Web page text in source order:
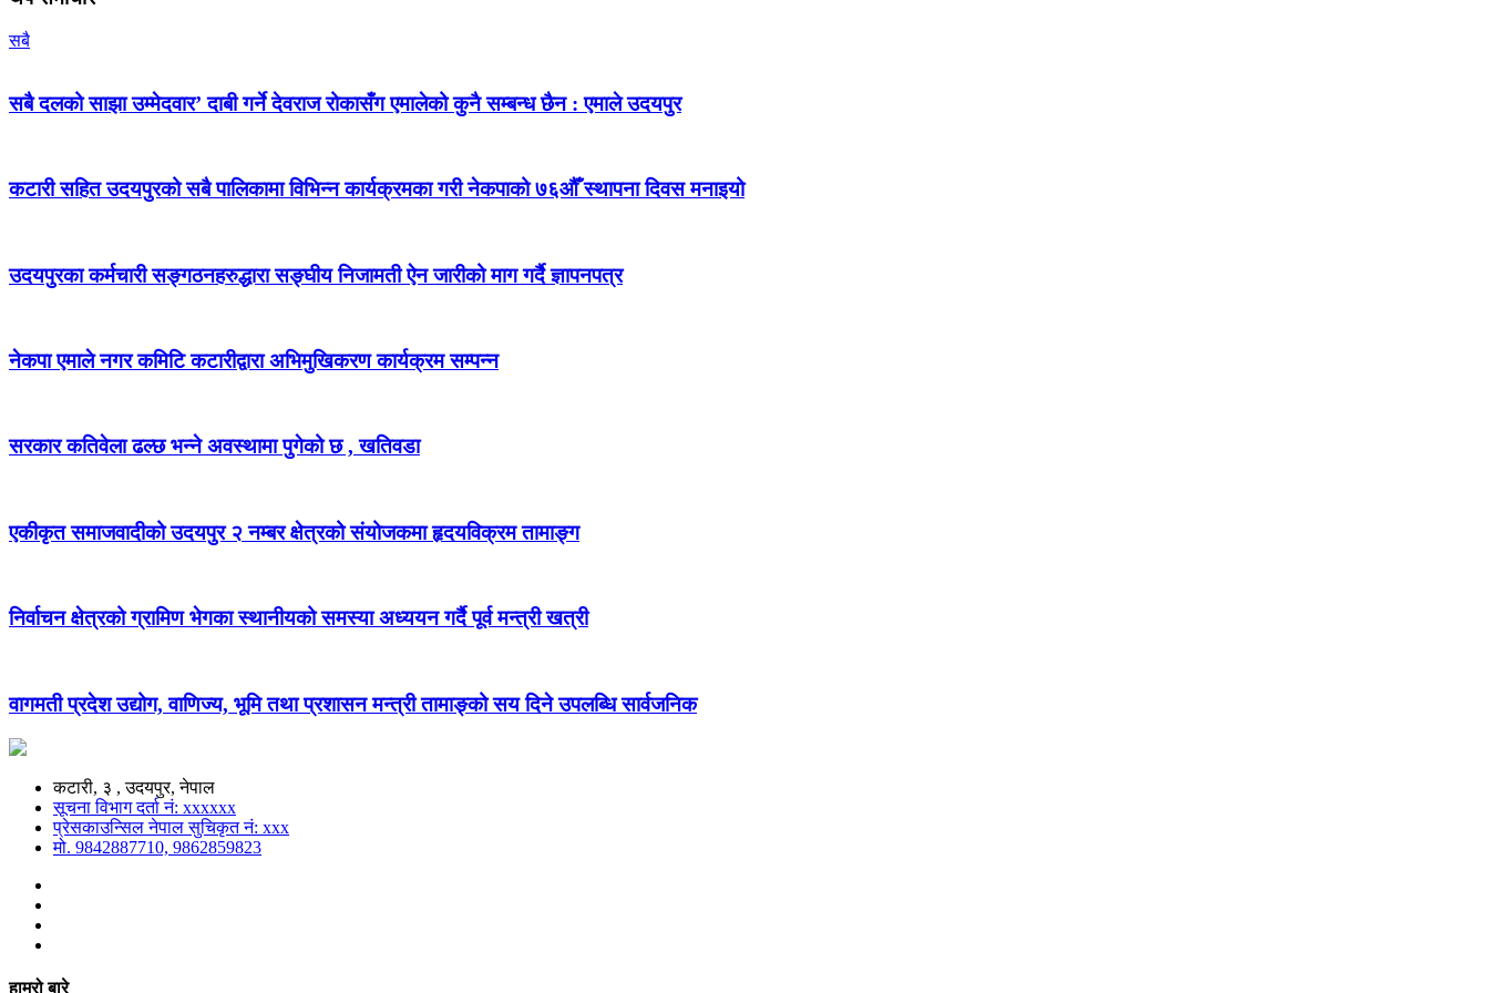
सबै
सबै दलको साझा उम्मेदवार’ दाबी गर्ने देवराज रोकासँग एमालेको कुनै सम्बन्ध छैन : एमाले उदयपुर
कटारी सहित उदयपुरको सबै पालिकामा विभिन्न कार्यक्रमका गरी नेकपाको ७६औँ स्थापना दिवस मनाइयो
उदयपुरका कर्मचारी सङ्गठनहरुद्धारा सङ्घीय निजामती ऐन जारीको माग गर्दै ज्ञापनपत्र
नेकपा एमाले नगर कमिटि कटारीद्वारा अभिमुखिकरण कार्यक्रम सम्पन्न
सरकार कतिवेला ढल्छ भन्ने अवस्थामा पुगेको छ , खतिवडा
एकीकृत समाजवादीको उदयपुर २ नम्बर क्षेत्रको संयोजकमा हृदयविक्रम तामाङ्ग
निर्वाचन क्षेत्रको ग्रामिण भेगका स्थानीयको समस्या अध्ययन गर्दै पूर्व मन्त्री खत्री
वागमती प्रदेश उद्योग, वाणिज्य, भूमि तथा प्रशासन मन्त्री तामाङ्को सय दिने उपलब्धि सार्वजनिक
कटारी, ३ , उदयपुर, नेपाल
सूचना विभाग दर्ता नं: xxxxxx
प्रेसकाउन्सिल नेपाल सुचिकृत नं: xxx
मो. 9842887710, 9862859823
हाम्रो बारे